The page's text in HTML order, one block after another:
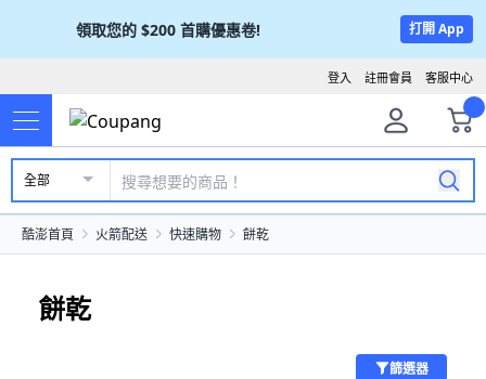
領取您的 $200 首購優惠卷! 打開 App
客服中心
註冊會員
登入
全部
酷澎首頁 火箭配送 快速購物 餅乾
餅乾
篩選器